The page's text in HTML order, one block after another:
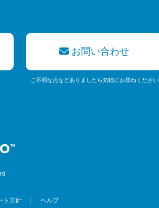
お問い合わせ
ご不明な点などありましたら気軽にお尋ねください
ト方針 ヘルプ